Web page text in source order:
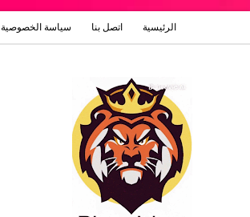
الرئيسية اتصل بنا سياسة الخصوصية